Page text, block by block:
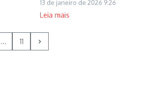
13 de janeiro de 2026 9:26
Leia mais
... 11